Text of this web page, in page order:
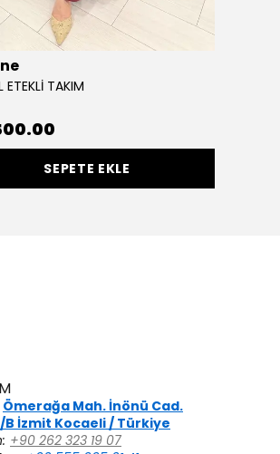
ETEKLİ TAKIM
SEPETE EKLE
Ömerağa Mah. İnönü Cad.
B İzmit Kocaeli / Türkiye
+90 262 323 19 07